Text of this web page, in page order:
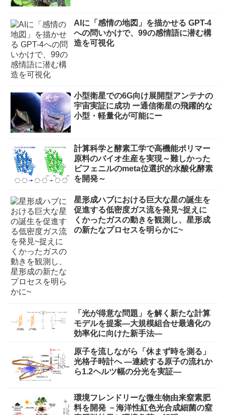
AIに「感情の地図」を描かせる GPT-4
への問いかけで、99の感情語に潜む構
造を可視化
小型衛星での6G向け展開型アンテナの
宇宙実証に成功 ー通信衛星の飛躍的な
小型・軽量化が可能にー
計算科学と酵素工学で高機能ポリマー
原料のバイオ生産を実現～難しかった
ビフェニルのmeta位選択的水酸化酵素
を開発～
星形成ハブにおける巨大な星の誕生を
促進する低密度ガス流を発見~捉えに
くかったガスの動きを観測し、星形成
の新たなプロセスを明らかに~
「光が得意な問題」を解く新たな計算
モデルを提案―大規模組合せ最適化の
効率化に向けた新手法―
原子を流しながら「休まず時を測る」
光格子時計へ ―連続する原子の流れか
ら1.2ヘルツ幅の分光を実証―
環境フレンドリーな微生物由来窒素肥
料を開発 －海洋性紅色光合成細菌の窒